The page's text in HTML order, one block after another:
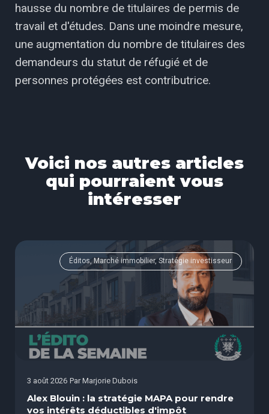
hausse du nombre de titulaires de permis de
travail et d'études. Dans une moindre mesure,
une augmentation du nombre de titulaires des
demandeurs du statut de réfugié et de
personnes protégées est contributrice.
Voici nos autres articles
qui pourraient vous
intéresser
Éditos, Marché immobilier, Stratégie investisseur
3 août 2026 Par Marjorie Dubois
Alex Blouin : la stratégie MAPA pour rendre
vos intérêts déductibles d'impôt